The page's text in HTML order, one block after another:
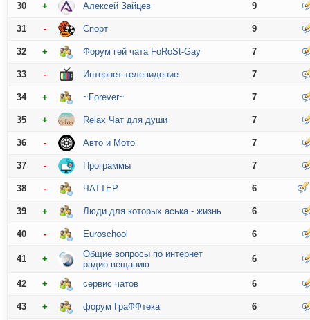
30 + Алексей Зайцев 9
31 - Спорт 9
32 + Форум гей чата FoRoSt-Gay 7
33 - Интернет-телевидение 7
34 + ~Forever~ 7
35 + Relax Чат для души 7
36 - Авто и Мото 7
37 - Программы 7
38 - ЧАТТЕР 6
39 + Люди для которых аська - жизнь 6
40 - Euroschool 6
41 +
Общие вопросы по интернет
радио вещанию
6
42 + сервис чатов 6
43 + форум ГраФФтека 6